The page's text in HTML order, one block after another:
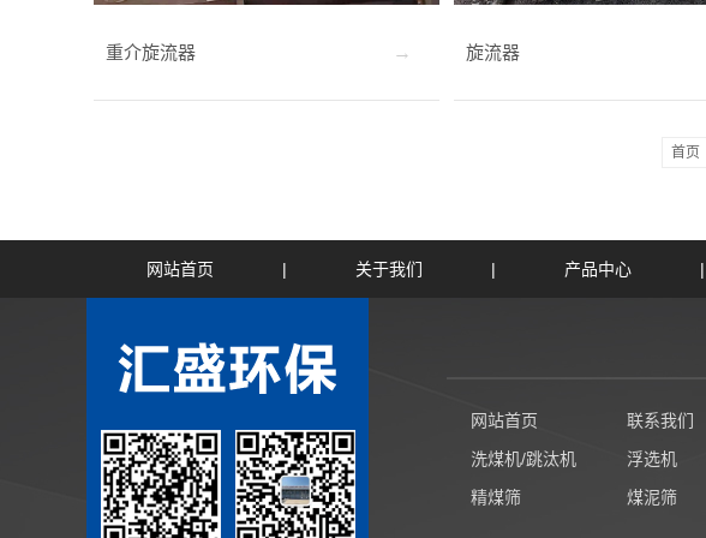
重介旋流器 旋流器
首页
网站首页 | 关于我们 | 产品中心 |
网站首页 联系我们
洗煤机/跳汰机
浮选机
精煤筛
煤泥筛